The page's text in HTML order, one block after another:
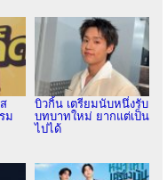
ม
บิวกิ้น เตรียมนับหนึ่งรับ
บทบาทใหม่ ยากแต่เป็น
ไปได้